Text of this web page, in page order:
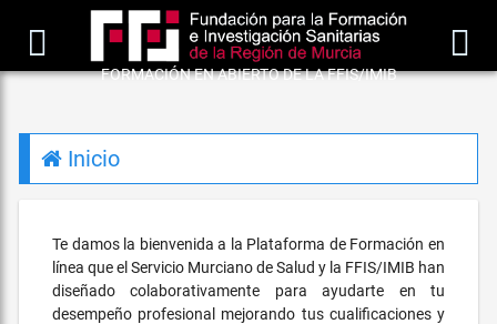
 
FORMACIÓN EN ABIERTO DE LA FFIS/IMIB
Inicio
Te damos la bienvenida a la Plataforma de Formación en
línea que el Servicio Murciano de Salud y la FFIS/IMIB han
diseñado colaborativamente para ayudarte en tu
desempeño profesional mejorando tus cualificaciones y